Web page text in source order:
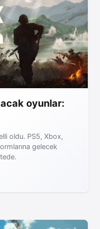
oyunlar:
oldu. PS5, Xbox,
gelecek